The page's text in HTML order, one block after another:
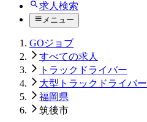
求人検索
メニュー
GOジョブ
すべての求人
トラックドライバー
大型トラックドライバー
福岡県
筑後市